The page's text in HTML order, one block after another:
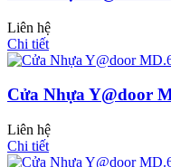
Liên hệ
Chi tiết
Cửa Nhựa Y@door
Liên hệ
Chi tiết